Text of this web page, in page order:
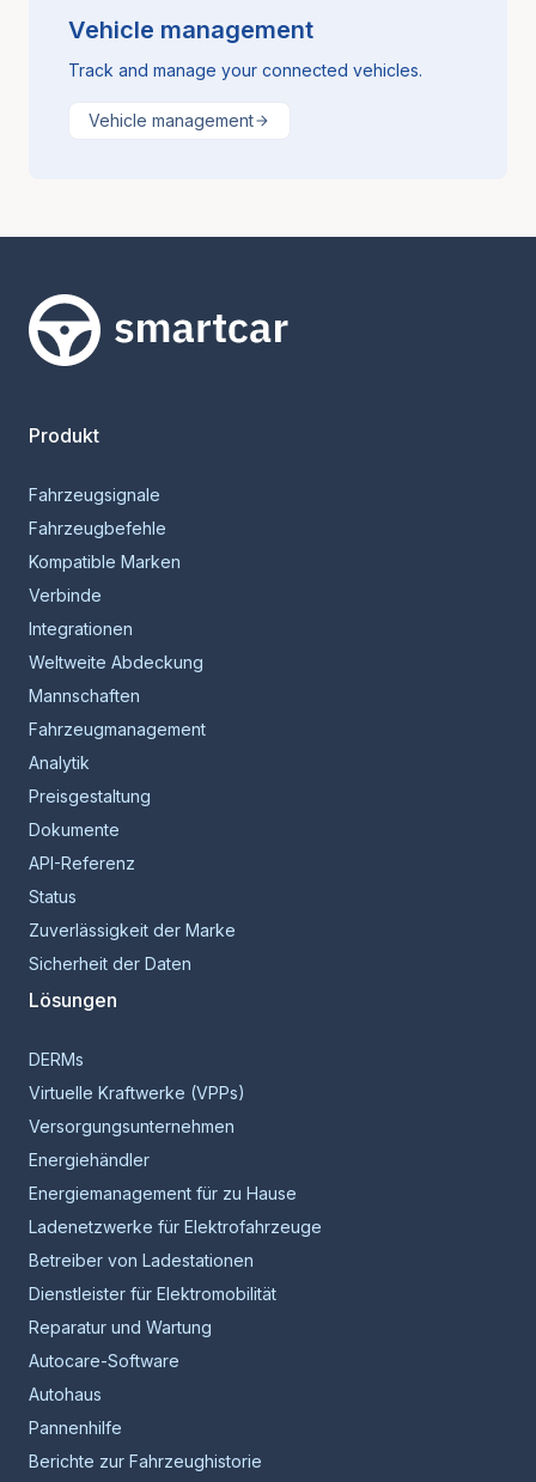
Vehicle management
Track and manage your connected vehicles.
Vehicle management
Produkt
Fahrzeugsignale
Fahrzeugbefehle
Kompatible Marken
Verbinde
Integrationen
Weltweite Abdeckung
Mannschaften
Fahrzeugmanagement
Analytik
Preisgestaltung
Dokumente
API-Referenz
Status
Zuverlässigkeit der Marke
Sicherheit der Daten
Lösungen
DERMs
Virtuelle Kraftwerke (VPPs)
Versorgungsunternehmen
Energiehändler
Energiemanagement für zu Hause
Ladenetzwerke für Elektrofahrzeuge
Betreiber von Ladestationen
Dienstleister für Elektromobilität
Reparatur und Wartung
Autocare-Software
Autohaus
Pannenhilfe
Berichte zur Fahrzeughistorie